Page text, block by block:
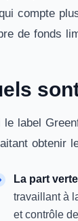
compte
de fonds
le label
obtenir
La part
travaillant à
et contrôle